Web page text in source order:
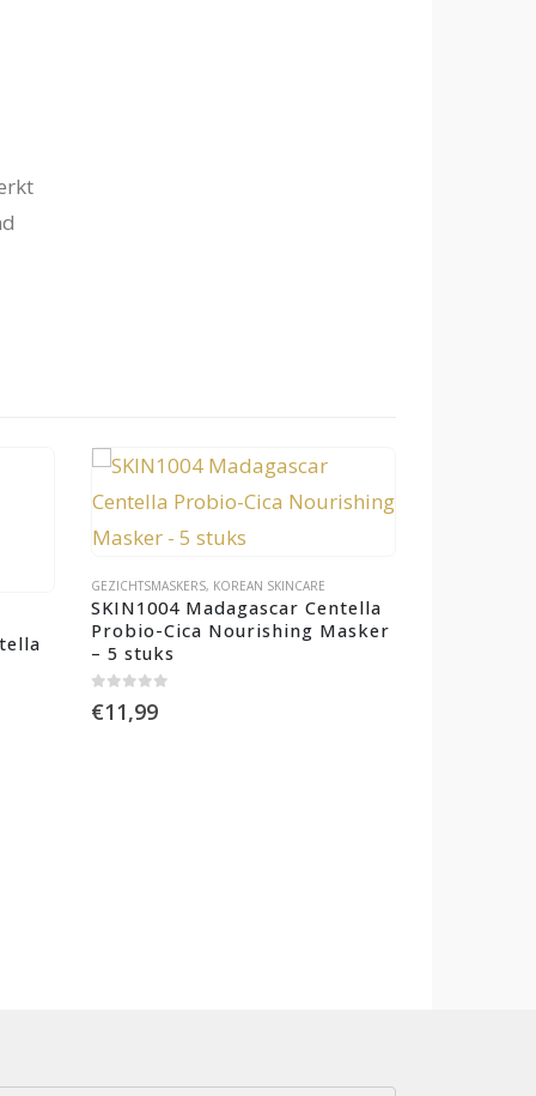
GEZICHTSMASKERS, KOREAN SKINCARE
SKIN1004 Madagascar Centella
Probio-Cica Nourishing Masker
– 5 stuks
€11,99